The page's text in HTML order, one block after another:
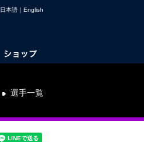
日本語 ｜ English
選手一覧